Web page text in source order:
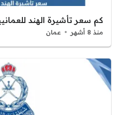
كم سعر تأشيرة الهند للعمانيين
منذ 8 أشهر عمان